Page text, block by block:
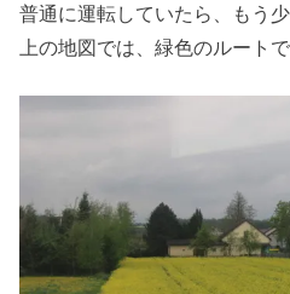
普通に運転していたら、もう
上の地図では、緑色のルートで